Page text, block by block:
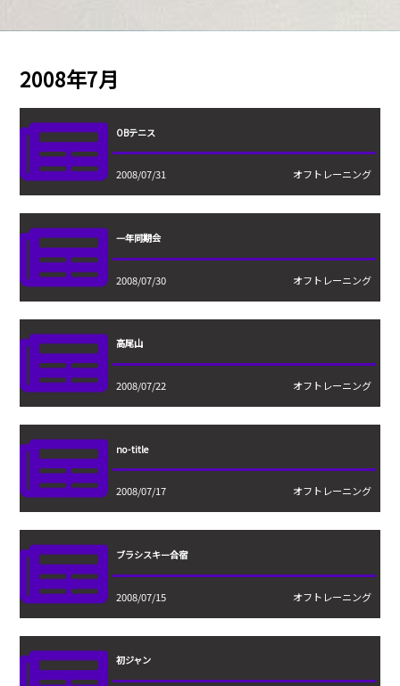
2008年7月
OBテニス
2008/07/31 オフトレーニング
一年同期会
2008/07/30 オフトレーニング
高尾山
2008/07/22 オフトレーニング
no-title
2008/07/17 オフトレーニング
ブラシスキー合宿
2008/07/15 オフトレーニング
初ジャン